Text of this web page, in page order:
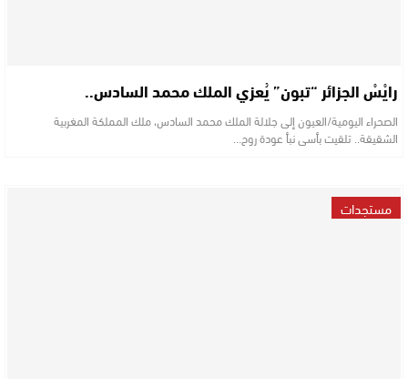
رايْسْ الجزائر “تبون” يُعزي الملك محمد السادس..
الصحراء اليومية/العيون إلى جلالة الملك محمد السادس، ملك المملكة المغربية
الشقيقة.. تلقيت بأسى نبأ عودة روح…
مستجدات